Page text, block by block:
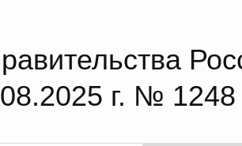
г. № 1248
и труд
развитие
Экология
Жильё и